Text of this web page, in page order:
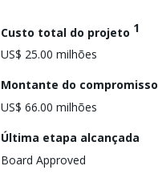
Custo total do projeto 1
US$ 25.00 milhões
Montante do compromisso
US$ 66.00 milhões
Última etapa alcançada
Board Approved